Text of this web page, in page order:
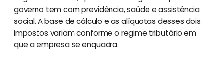
governo tem com previdência, saúde e assistência
social. A base de cálculo e as alíquotas desses dois
impostos variam conforme o regime tributário em
que a empresa se enquadra.